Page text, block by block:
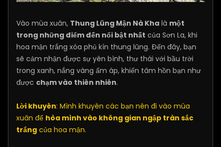
Vào mùa xuân, Thung Lũng Mận Nà Kha là một
trong những điểm đến nổi bật nhất của Sơn La, khi
hoa mận trắng xóa phủ kín thung lũng. Đến đây, bạn
sẽ cảm nhận được sự yên bình, thư thái với bầu trời
trong xanh, nắng vàng ấm áp, khiến tâm hồn bạn như
được chạm vào thiên nhiên.
Lời khuyên: Mình khuyên các bạn nên đi vào mùa
xuân để hòa mình vào không gian ngập tràn sắc
trắng của hoa mận.